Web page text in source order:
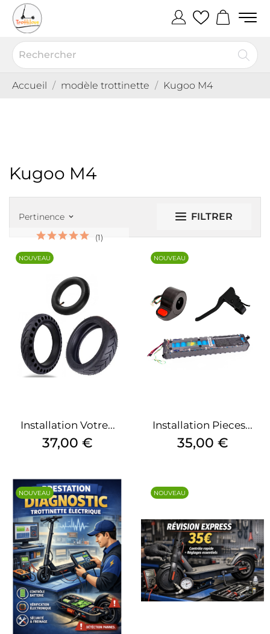
Accueil modèle trottinette Kugoo M4
Kugoo M4
Pertinence keyboard_arrow_down FILTRER
(1)
Installation Votre...
Prix
37,00 €
NOUVEAU
Installation Pieces...
Prix
35,00 €
NOUVEAU
NOUVEAU NOUVEAU